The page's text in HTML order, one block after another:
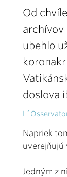
Od
archívov
ubehlo
doslova
Napriek
uverejňujú
Jedným z